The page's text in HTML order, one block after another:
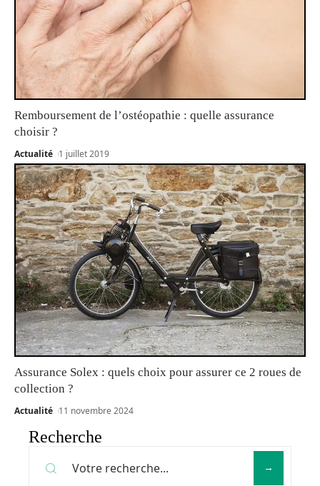
Remboursement de l’ostéopathie : quelle assurance
choisir ?
Actualité 1 juillet 2019
Assurance Solex : quels choix pour assurer ce 2 roues de
collection ?
Actualité 11 novembre 2024
Recherche